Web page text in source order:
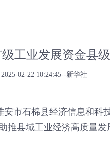
工业发展资金县
2025-02-22 10:24:45--新华社
市石棉县经济信息和
推县域工业经济高质量发